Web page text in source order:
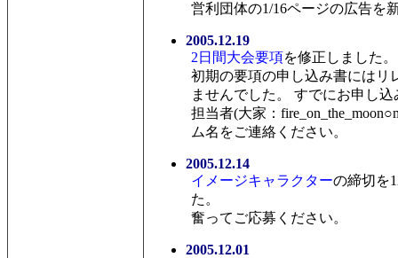
営利団体の1/16ページの広告を
2005.12.19
2日間大会要項を修正しました。
初期の要項の申し込み書にはリ
ませんでした。 すでにお申し
担当者(大家：
ム名をご連絡ください。
2005.12.14
イメージキャラクターの締切を
た。
奮ってご応募ください。
2005.12.01